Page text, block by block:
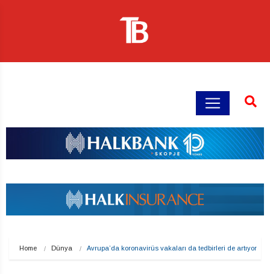
Home Dünya Avrupa’da koronavirüs vakaları da tedbirleri de artıyor